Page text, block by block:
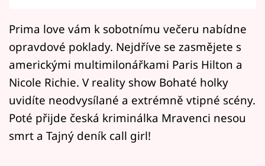
Přihlášení
Sledujte nás
Prima love vám k sobotnímu večeru nabídne
opravdové poklady. Nejdříve se zasmějete s
americkými multimilonářkami Paris Hilton a
Nicole Richie. V reality show Bohaté holky
uvidíte neodvysílané a extrémně vtipné scény.
Poté přijde česká kriminálka Mravenci nesou
smrt a Tajný deník call girl!